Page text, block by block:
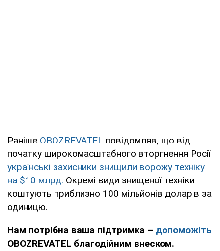
Раніше OBOZREVATEL повідомляв, що від
початку широкомасштабного вторгнення Росії
українські захисники знищили ворожу техніку
на $10 млрд. Окремі види знищеної техніки
коштують приблизно 100 мільйонів доларів за
одиницю.
Нам потрібна ваша підтримка – допоможіть
OBOZREVATEL благодійним внеском.